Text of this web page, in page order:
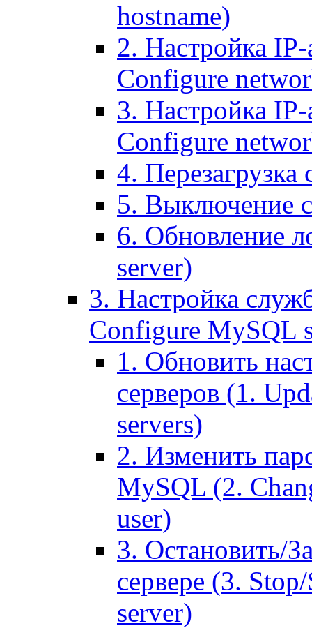
hostname)
2. Настройка IP-
Configure
3. Настройка
Configure
4. Перезагрузка
5. Выключение
6. Обновление
server)
3. Настройка
Configure MySQL
1. Обновить
серверов (1.
servers)
2. Изменить
MySQL (2.
user)
3. Остановить/
сервере (3.
server)